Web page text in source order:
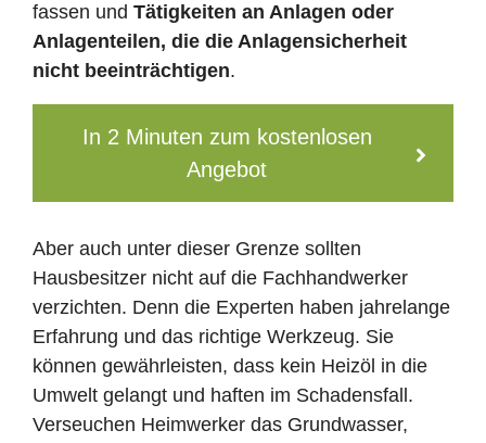
fassen und Tätigkeiten an Anlagen oder
Anlagenteilen, die die Anlagensicherheit
nicht beeinträchtigen.
In 2 Minuten zum kostenlosen
Angebot
Aber auch unter dieser Grenze sollten
Hausbesitzer nicht auf die Fachhandwerker
verzichten. Denn die Experten haben jahrelange
Erfahrung und das richtige Werkzeug. Sie
können gewährleisten, dass kein Heizöl in die
Umwelt gelangt und haften im Schadensfall.
Verseuchen Heimwerker das Grundwasser,